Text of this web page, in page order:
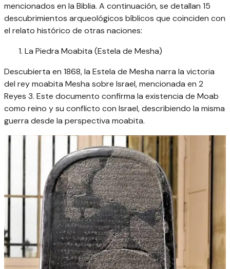
mencionados en la Biblia. A continuación, se detallan 15
descubrimientos arqueológicos bíblicos que coinciden con
el relato histórico de otras naciones:
La Piedra Moabita (Estela de Mesha)
Descubierta en 1868, la Estela de Mesha narra la victoria
del rey moabita Mesha sobre Israel, mencionada en 2
Reyes 3. Este documento confirma la existencia de Moab
como reino y su conflicto con Israel, describiendo la misma
guerra desde la perspectiva moabita.